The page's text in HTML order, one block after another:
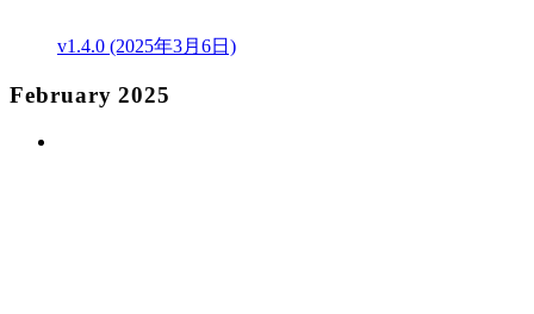
v1.4.0 (2025年3月6日)
February 2025